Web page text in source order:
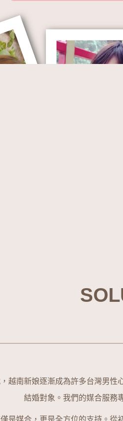
越南新娘逐漸成為許多台灣男
結婚對象。我們的媒合服務
是媒合，更是全方位的支持。